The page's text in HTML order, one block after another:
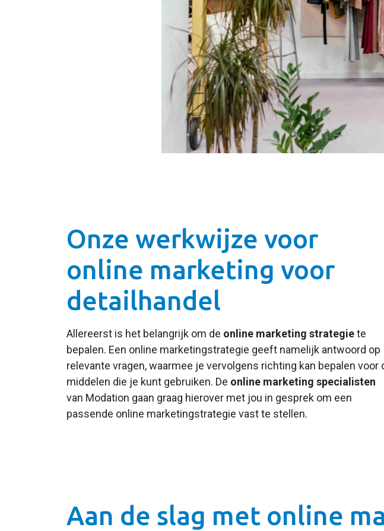
Onze werkwijze voor
online marketing voor
detailhandel
Allereerst is het belangrijk om de online marketing strategiete
bepalen. Een online marketingstrategie geeft namelijk antwoord op
relevante vragen, waarmee je vervolgens richting kan bepalen voor
middelen die je kunt gebruiken. De online marketing specialisten
van Modation gaan graag hierover met jou in gesprek om een
passende online marketingstrategie vast te stellen.
Aan de slag met online